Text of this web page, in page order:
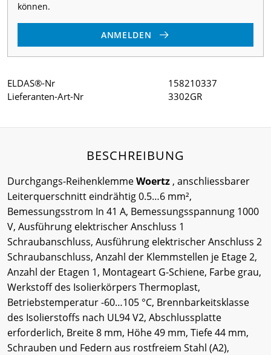
können.
ANMELDEN
ELDAS®-Nr
158210337
Lieferanten-Art-Nr
3302GR
BESCHREIBUNG
Durchgangs-ReihenklemmeWoertz , anschliessbarer
Leiterquerschnitt eindrähtig 0.5…6 mm²,
Bemessungsstrom In 41 A, Bemessungsspannung 1000
V, Ausführung elektrischer Anschluss 1
Schraubanschluss, Ausführung elektrischer Anschluss 2
Schraubanschluss, Anzahl der Klemmstellen je Etage 2,
Anzahl der Etagen 1, Montageart G-Schiene, Farbe grau,
Werkstoff des Isolierkörpers Thermoplast,
Betriebstemperatur -60…105 °C, Brennbarkeitsklasse
des Isolierstoffs nach UL94 V2, Abschlussplatte
erforderlich, Breite 8 mm, Höhe 49 mm, Tiefe 44 mm,
Schrauben und Federn aus rostfreiem Stahl (A2),